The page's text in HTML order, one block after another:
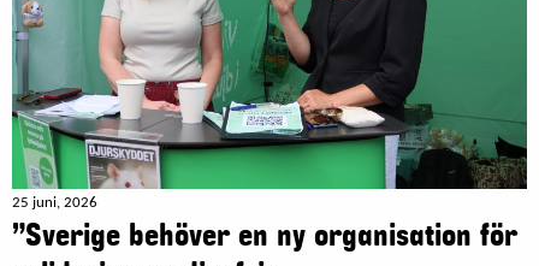
25 juni, 2026
”Sverige behöver en ny organisation för